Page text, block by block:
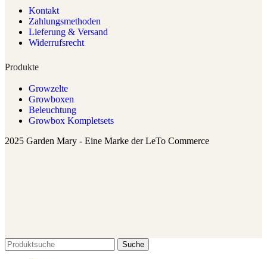
Kontakt
Zahlungsmethoden
Lieferung & Versand
Widerrufsrecht
Produkte
Growzelte
Growboxen
Beleuchtung
Growbox Kompletsets
2025 Garden Mary - Eine Marke der LeTo Commerce
Suche